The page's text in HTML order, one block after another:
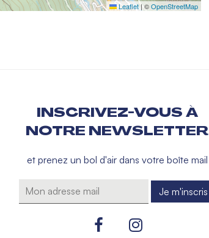
Leaflet |©OpenStreetMap
INSCRIVEZ-VOUS À
NOTRE NEWSLETTER
et prenez un bol d'air dans votre boîte mail